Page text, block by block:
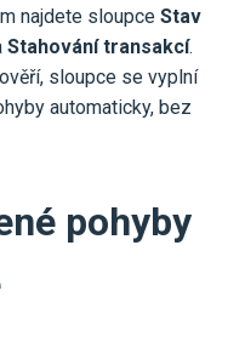
najdete sloupce Stav
Stahování transakcí.
sloupce se vyplní
automaticky, bez
pohyby